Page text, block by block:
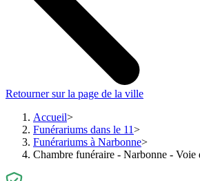
Retourner sur la page de la ville
Accueil
Funérariums dans le 11
Funérariums à Narbonne
Chambre funéraire - Narbonne - Voie